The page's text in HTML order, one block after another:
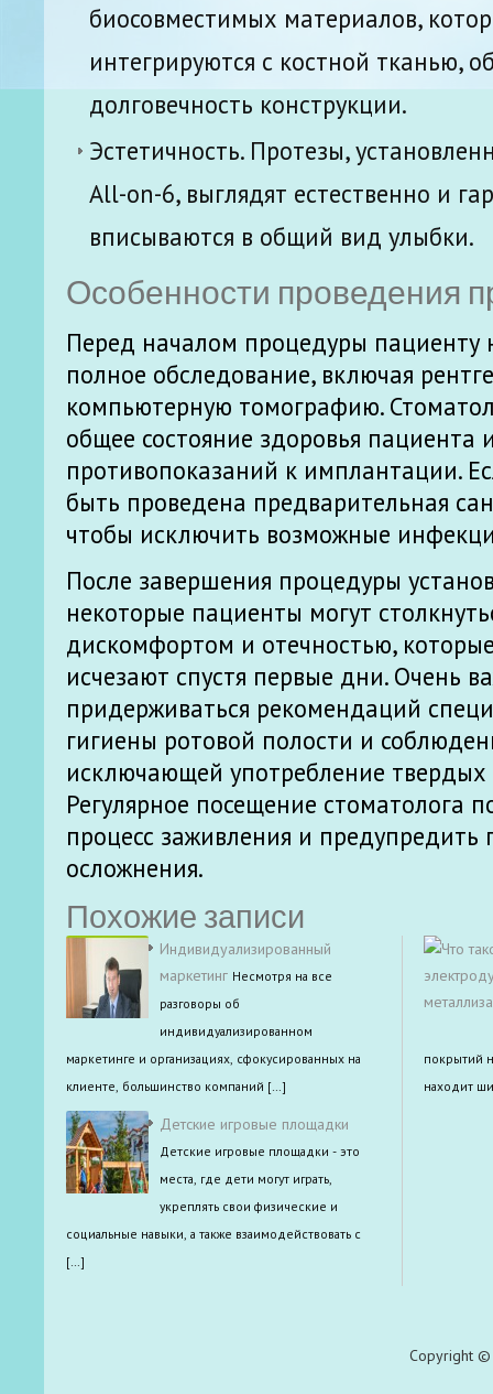
биосовместимых материалов,
интегрируются с костной тканью,
долговечность конструкции.
Эстетичность. Протезы,
All-on-6, выглядят естественно и
вписываются в общий вид улыбки.
Особенности проведения
Перед началом процедуры
полное обследование, включая
компьютерную томографию.
общее состояние здоровья пациента
противопоказаний к имплантации.
быть проведена предварительная
чтобы исключить возможные
После завершения процедуры
некоторые пациенты могут
дискомфортом и отечностью,
исчезают спустя первые дни. Очень
придерживаться рекомендаций
гигиены ротовой полости и
исключающей употребление твердых
Регулярное посещение стоматолога
процесс заживления и
осложнения.
Похожие записи
Индивидуализированный
маркетинг Несмотря на все
разговоры об
индивидуализированном
маркетинге и организациях, сфокусированных на
клиенте, большинство компаний […]
Детские игровые площадки
Детские игровые площадки - это
места, где дети могут играть,
укреплять свои физические и
социальные навыки, а также взаимодействовать с
[…]
покрытий
находит
Copyright ©